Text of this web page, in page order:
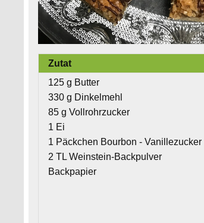
Zutat
125 g Butter
330 g Dinkelmehl
85 g Vollrohrzucker
1 Ei
1 Päckchen Bourbon - Vanillezucker
2 TL Weinstein-Backpulver
Backpapier